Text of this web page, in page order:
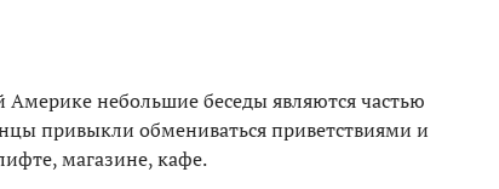
Америке небольшие беседы являются частью
привыкли обмениваться приветствиями и
магазине, кафе.